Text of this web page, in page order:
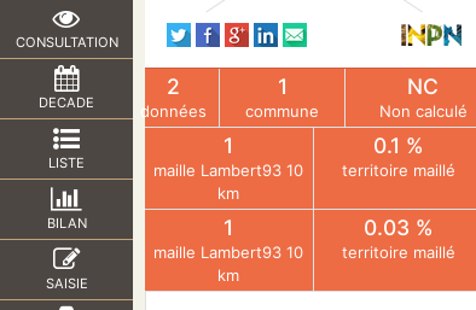
CONSULTATION
DECADE
LISTE
BILAN
SAISIE
2
données
1
commune
NC
Non calculé
1
maille Lambert93 10
km
0.1 %
territoire maillé
1
maille Lambert93 10
km
0.03 %
territoire maillé